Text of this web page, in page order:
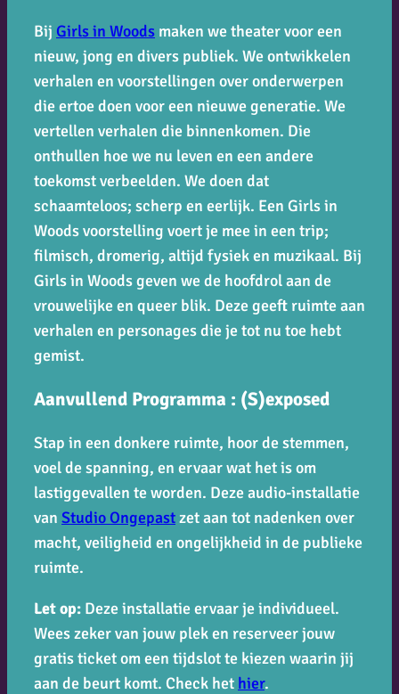
Bij Girls in Woods maken we theater voor een
nieuw, jong en divers publiek. We ontwikkelen
verhalen en voorstellingen over onderwerpen
die ertoe doen voor een nieuwe generatie. We
vertellen verhalen die binnenkomen. Die
onthullen hoe we nu leven en een andere
toekomst verbeelden. We doen dat
schaamteloos; scherp en eerlijk. Een Girls in
Woods voorstelling voert je mee in een trip;
filmisch, dromerig, altijd fysiek en muzikaal. Bij
Girls in Woods geven we de hoofdrol aan de
vrouwelijke en queer blik. Deze geeft ruimte aan
verhalen en personages die je tot nu toe hebt
gemist.
Aanvullend Programma : (S)exposed
Stap in een donkere ruimte, hoor de stemmen,
voel de spanning, en ervaar wat het is om
lastiggevallen te worden. Deze audio-installatie
van Studio Ongepastzet aan tot nadenken over
macht, veiligheid en ongelijkheid in de publieke
ruimte.
Let op: Deze installatie ervaar je individueel.
Wees zeker van jouw plek en reserveer jouw
gratis ticket om een tijdslot te kiezen waarin jij
aan de beurt komt. Check het hier.